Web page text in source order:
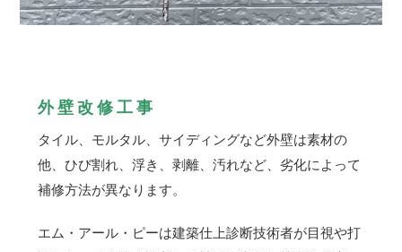
外壁改修工事
タイル、モルタル、サイディングなど外壁は素材の
他、ひび割れ、浮き、剥離、汚れなど、劣化によって
補修方法が異なります。
エム・アール・ピーは建築仕上診断技術者が目視や打